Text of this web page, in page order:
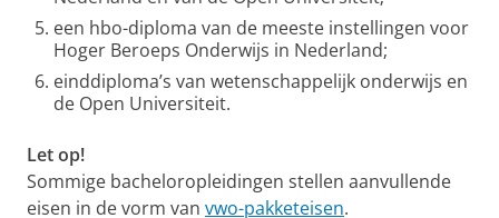
een hbo-diploma van de meeste instellingen voor
Hoger Beroeps Onderwijs in Nederland;
einddiploma’s van wetenschappelijk onderwijs en
de Open Universiteit.
Let op!
Sommige bacheloropleidingen stellen aanvullende
eisen in de vorm van vwo-pakketeisen.